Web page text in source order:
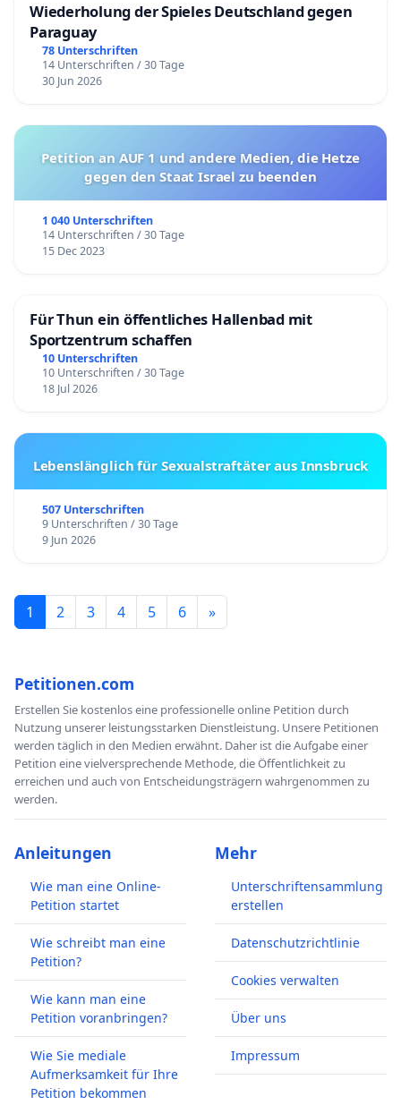
Wiederholung der Spieles Deutschland gegen
Paraguay
78 Unterschriften
14 Unterschriften / 30 Tage
30 Jun 2026
Petition an AUF 1 und andere Medien, die Hetze
gegen den Staat Israel zu beenden
1 040 Unterschriften
14 Unterschriften / 30 Tage
15 Dec 2023
Für Thun ein öffentliches Hallenbad mit
Sportzentrum schaffen
10 Unterschriften
10 Unterschriften / 30 Tage
18 Jul 2026
Lebenslänglich für Sexualstraftäter aus Innsbruck
507 Unterschriften
9 Unterschriften / 30 Tage
9 Jun 2026
1 2 3 4 5 6 »
Petitionen.com
Erstellen Sie kostenlos eine professionelle online Petition durch
Nutzung unserer leistungsstarken Dienstleistung. Unsere Petitionen
werden täglich in den Medien erwähnt. Daher ist die Aufgabe einer
Petition eine vielversprechende Methode, die Öffentlichkeit zu
erreichen und auch von Entscheidungsträgern wahrgenommen zu
werden.
Anleitungen
Wie man eine Online-
Petition startet
Wie schreibt man eine
Petition?
Wie kann man eine
Petition voranbringen?
Wie Sie mediale
Aufmerksamkeit für Ihre
Petition bekommen
Mehr
Unterschriftensammlung
erstellen
Datenschutzrichtlinie
Cookies verwalten
Über uns
Impressum